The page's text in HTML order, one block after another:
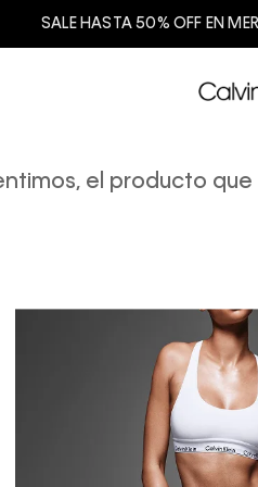
SALE HASTA 50% OFF EN
el producto